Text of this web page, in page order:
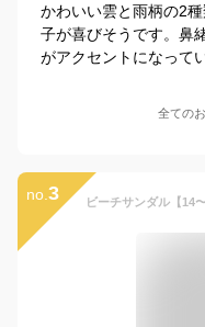
かわいい雲と雨柄の2
子が喜びそうです。鼻
がアクセントになって
全ての
no. 3